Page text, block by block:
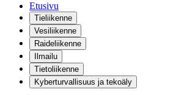
Etusivu
Tieliikenne
Vesiliikenne
Raideliikenne
Ilmailu
Tietoliikenne
Kyberturvallisuus ja tekoäly